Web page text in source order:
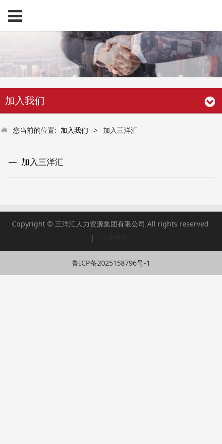
加入我们
您当前的位置: 加入我们 > 加入三洋汇
加入三洋汇
Copyright © 三洋汇人力资源集团有限公司 All rights reserved
|
鲁ICP备2025158796号-1